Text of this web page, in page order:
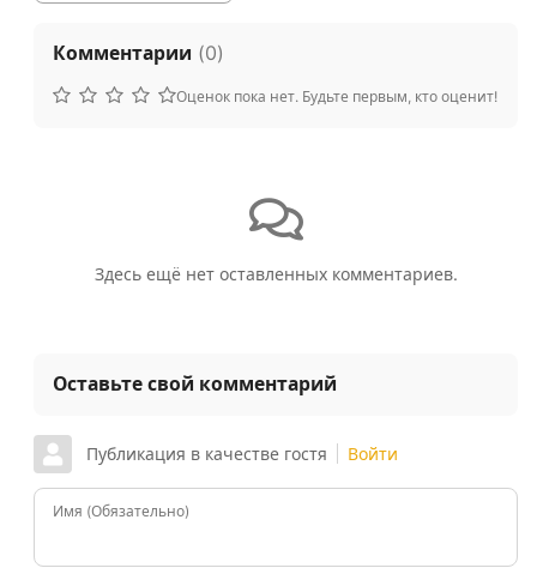
Комментарии (0)
Оценок пока нет. Будьте первым, кто оценит!
Здесь ещё нет оставленных комментариев.
Оставьте свой комментарий
Публикация в качестве гостя Войти
Имя (Обязательно)